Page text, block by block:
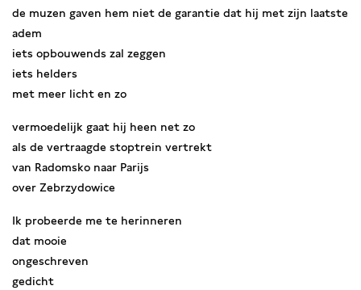
de muzen gaven hem niet de garantie dat hij met zijn laatste
adem
iets opbouwends zal zeggen
iets helders
met meer licht en zo
vermoedelijk gaat hij heen net zo
als de vertraagde stoptrein vertrekt
van Radomsko naar Parijs
over Zebrzydowice
Ik probeerde me te herinneren
dat mooie
ongeschreven
gedicht